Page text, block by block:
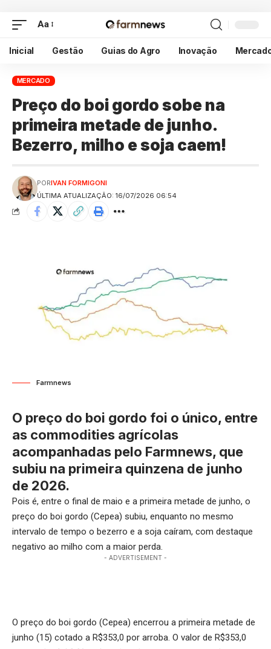
Aa
Inicial Gestão Guias do Agro Inovação
MERCADO
Preço do boi gordo sobe na
primeira metade de junho.
Bezerro, milho e soja caem!
ÚLTIMA ATUALIZAÇÃO: 16/07/2026 06:54
PORIVAN FORMIGONI
Farmnews
O preço do boi gordo foi o único, entre
as commodities agrícolas
acompanhadas pelo Farmnews, que
subiu na primeira quinzena de junho
de 2026.
Pois é, entre o final de maio e a primeira metade de junho, o
preço do boi gordo (Cepea) subiu, enquanto no mesmo
intervalo de tempo o bezerro e a soja caíram, com destaque
negativo ao milho com a maior perda.
- ADVERTISEMENT -
O preço do boi gordo (Cepea) encerrou a primeira metade de
junho (15) cotado a R$353,0 por arroba. O valor de R$353,0